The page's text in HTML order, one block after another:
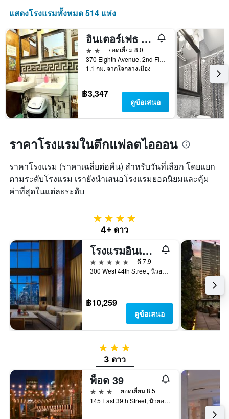
แสดงโรงแรมทั้งหมด 514 แห่ง
อินเตอร์เฟธ รีทรีตส์
2 ดาว
ยอดเยี่ยม 8.0
370 Eighth Avenue, 2nd Floor, นิวยอร์ก, NY, สหรัฐอเมริกา
1.1 กม. จากใจกลางเมือง
฿3,347
ดูข้อเสนอ
ราคาโรงแรมในตึกแฟลตไอออน
ราคาโรงแรม (ราคาเฉลี่ยต่อคืน) สำหรับวันที่เลือก โดยแยก
ตามระดับโรงแรม เรายังนำเสนอโรงแรมยอดนิยมและคุ้ม
ค่าที่สุดในแต่ละระดับ
4 ดาว
4+ ดาว
โรงแรมอินเตอร์คอนติเนนตัล นิวยอร์ก ไทม์สแควร์ บาย IHG
5 ดาว
ดี 7.9
300 West 44th Street, นิวยอร์ก, NY, สหรัฐอเมริกา
฿10,259
ดูข้อเสนอ
3 ดาว
3 ดาว
พ็อด 39
3 ดาว
ยอดเยี่ยม 8.5
145 East 39th Street, นิวยอร์ก, NY, สหรัฐอเมริกา